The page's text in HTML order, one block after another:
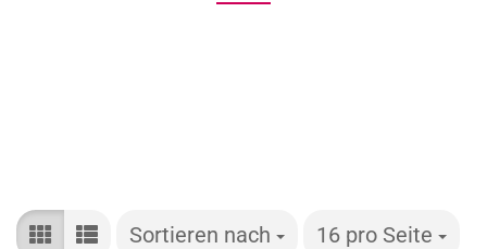
Sortieren nach
Sortieren nach 16 pro Seite
pro Seite